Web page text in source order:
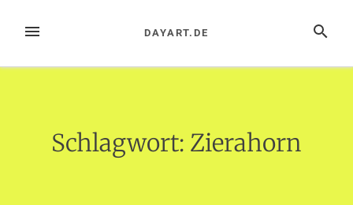
InhaltMENÜ SUCHE
DAYART.DE
Schlagwort: Zierahorn